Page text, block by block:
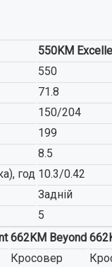
550KM
550
71.8
150/204
199
8.5
год 10.3/0.42
Задній
5
662KM Beyond
Кросовер